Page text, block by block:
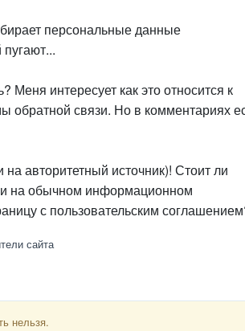
персональные данные
Меня интересует как это относится к
обратной связи. Но в комментариях
авторитетный источник)! Стоит ли
на обычном информационном
с пользовательским
сайта
нельзя.